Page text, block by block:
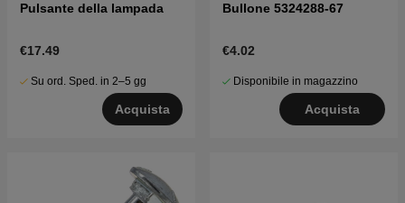
Pulsante della lampada
€17.49
Su ord. Sped. in 2–5 gg
Acquista
Bullone 5324288-67
€4.02
Disponibile in magazzino
Acquista